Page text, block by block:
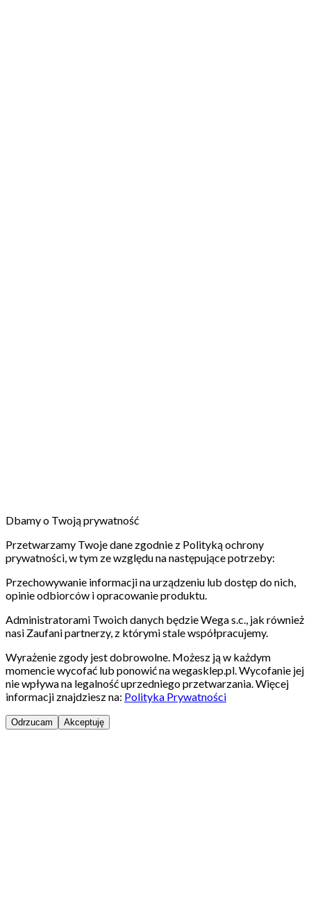
Dbamy o Twoją prywatność
Przetwarzamy Twoje dane zgodnie z Polityką ochrony
prywatności, w tym ze względu na następujące potrzeby:
Przechowywanie informacji na urządzeniu lub dostęp do nich,
opinie odbiorców i opracowanie produktu.
Administratorami Twoich danych będzie Wega s.c., jak również
nasi Zaufani partnerzy, z którymi stale współpracujemy.
Wyrażenie zgody jest dobrowolne. Możesz ją w każdym
momencie wycofać lub ponowić na wegasklep.pl. Wycofanie jej
nie wpływa na legalność uprzedniego przetwarzania. Więcej
informacji znajdziesz na: Polityka Prywatności
Odrzucam Akceptuję